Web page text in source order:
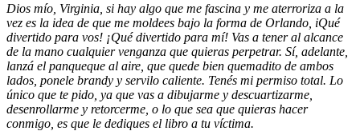
Dios mío, Virginia, si hay algo que me fascina y me aterroriza a la
vez es la idea de que me moldees bajo la forma de Orlando, iQué
divertido para vos! ¡Qué divertido para mí! Vas a tener al alcance
de la mano cualquier venganza que quieras perpetrar. Sí, adelante,
lanzá el panqueque al aire, que quede bien quemadito de ambos
lados, ponele brandy y servilo caliente. Tenés mi permiso total. Lo
único que te pido, ya que vas a dibujarme y descuartizarme,
desenrollarme y retorcerme, o lo que sea que quieras hacer
conmigo, es que le dediques el libro a tu víctima.